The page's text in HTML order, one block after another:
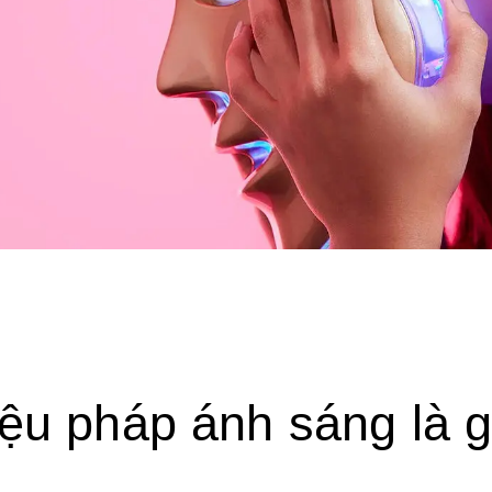
pháp ánh sáng là